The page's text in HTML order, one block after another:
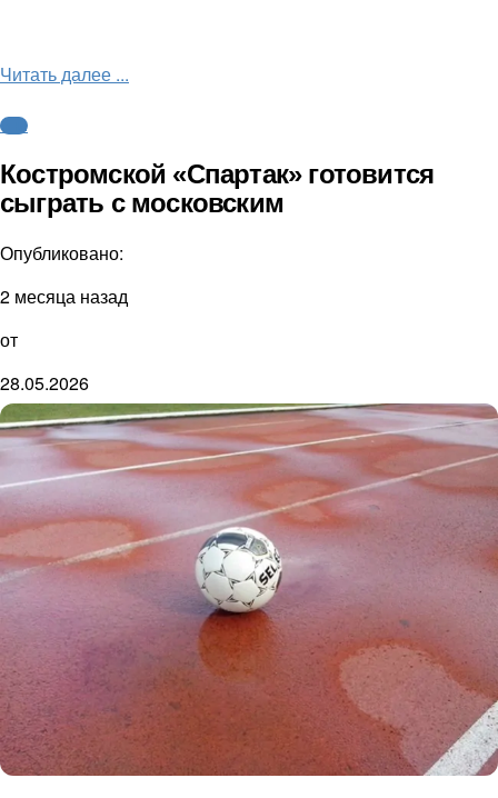
Читать далее ...
ФНЛ
Костромской «Спартак» готовится
сыграть с московским
Опубликовано:
2 месяца назад
от
28.05.2026